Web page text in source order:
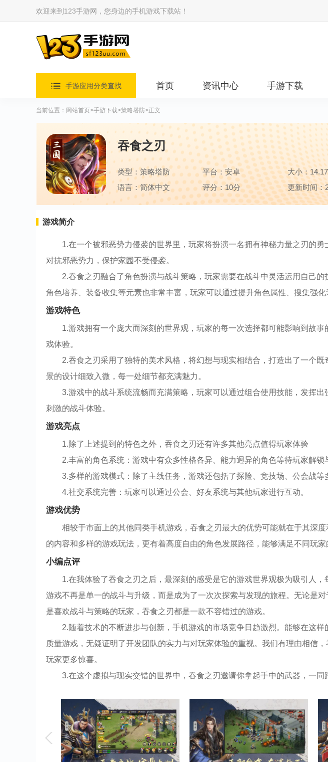
欢迎来到123手游网，您身边的手机游戏下载站！
手游应用分类查找 首页 资讯中心 手游下载
当前位置： 网站首页>手游下载>策略塔防>正文
吞食之刃
类型：策略塔防 平台：安卓
大小：
语言：简体中文
评分：10分 更新时间：
游戏简介
1.在一个被邪恶势力侵袭的世界里，玩家将扮演一名拥有神秘力量之刃的勇
对抗邪恶势力，保护家园不受侵袭。
2.吞食之刃融合了角色扮演与战斗策略，玩家需要在战斗中灵活运用自己
角色培养、装备收集等元素也非常丰富，玩家可以通过提升角色属性、搜集强化
游戏特色
1.游戏拥有一个庞大而深刻的世界观，玩家的每一次选择都可能影响到故
戏体验。
2.吞食之刃采用了独特的美术风格，将幻想与现实相结合，打造出了一个
景的设计细致入微，每一处细节都充满魅力。
3.游戏中的战斗系统流畅而充满策略，玩家可以通过组合使用技能，发挥
刺激的战斗体验。
游戏亮点
1.除了上述提到的特色之外，吞食之刃还有许多其他亮点值得玩家体验
2.丰富的角色系统：游戏中有众多性格各异、能力迥异的角色等待玩家解锁
3.多样的游戏模式：除了主线任务，游戏还包括了探险、竞技场、公会战等
4.社交系统完善：玩家可以通过公会、好友系统与其他玩家进行互动。
游戏优势
相较于市面上的其他同类手机游戏，吞食之刃最大的优势可能就在于其深
的内容和多样的游戏玩法，更有着高度自由的角色发展路径，能够满足不同玩家
小编点评
1.在我体验了吞食之刃之后，最深刻的感受是它的游戏世界观极为吸引人
游戏不再是单一的战斗与升级，而是成为了一次次探索与发现的旅程。无论是
是喜欢战斗与策略的玩家，吞食之刃都是一款不容错过的游戏。
2.随着技术的不断进步与创新，手机游戏的市场竞争日趋激烈。能够在这
质量游戏，无疑证明了开发团队的实力与对玩家体验的重视。我们有理由相信
玩家更多惊喜。
3.在这个虚拟与现实交错的世界中，吞食之刃邀请你拿起手中的武器，一同